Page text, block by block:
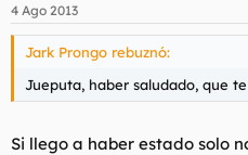
4 Ago 2013
Jark Prongo rebuznó:
Jueputa, haber saludado, que
Si llego a haber estado solo